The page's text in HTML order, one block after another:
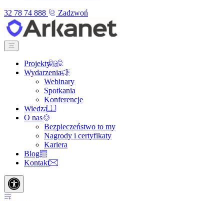
32 78 74 888
Zadzwoń
Projekty
Wydarzenia
Webinary
Spotkania
Konferencje
Wiedza
O nas
Bezpieczeństwo to my
Nagrody i certyfikaty
Kariera
Blog
Kontakt